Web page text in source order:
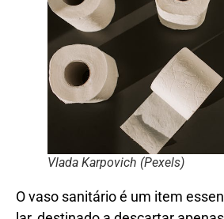
Vlada Karpovich (Pexels)
O vaso sanitário é um item